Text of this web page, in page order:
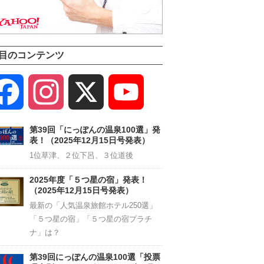
のコンテンツ
Facebook Instagram
Channel
第39回「にっぽんの温泉100選」発
表！（2025年12月15日号発表）
1位草津、２位下呂、３位道後
2025年度「５つ星の宿」発表！
（2025年12月15日号発表）
最新の「人気温泉旅館ホテル250選」
「５つ星の宿」「５つ星の宿プラチ
ナ」は？
第39回にっぽんの温泉100選「投票